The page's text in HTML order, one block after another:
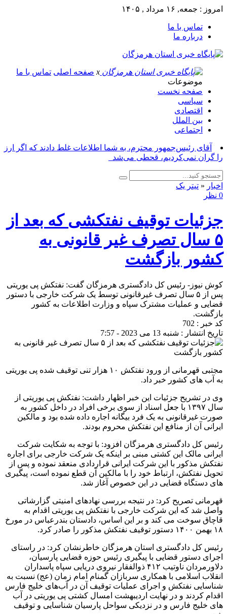
امروز : جمعه, ۱۶ مرداد , ۱۴۰۵
تماس با ما
درباره ما
x صفحه اصلی تماس با ما
موضوعات
صفحه نخست
سیاسی
اقتصادی
بین الملل
اجتماعی
آقای رئیس‌جمهور محترم، به شما اطلاعات غلط دادند که اگر ارز
را گران نمی‌کردیم، قحطی می‌شد_
اخبار « تیتر یک
0 نظر
جزئیات توقیف نفتکشی که بعد از
۵ سال تصرف غیر قانونی به
کشور بازگشت
کوش نیوز- رئیس کل دادگستری هرمزگان گفت: نفتکش پی یوریتی
پس از ۵ سال تصرف غیرقانونی توسط یک شرکت خارجی با دستور
قضایی و عملیات مشترک سپاه و وزارت اطلاعات به کشور
بازگشت.
کد خبر : 702
تاریخ انتشار : شنبه 13 می 2023 - 7:57
مجتبی قهرمانی از ورود نفتکش ۱۰ هزار تنی توقیف شده پی یوریتی
به آب های کشور خبر داد.
وی در تشریح جزئیات این خبر اظهار داشت: نفتکش پی یوریتی از
سال ۱۳۹۷ با جعل اسناد از سوی برخی افراد در داخل کشور به
صورت غیرقانونی به یک فرد بیگانه اجاره داده شده بود و مالکین
ایرانی آن از منافع این نفتکش محروم بودند.
رئیس کل دادگستری هرمزگان افزود: با توجه به شکایت شرکت
ایرانی مالک این کشتی مبنی بر اینکه یک شرکت خارجی برای اجاره
نفتکش مذکور با این شرکت ایرانی قراردادی منعقد نموده و پس از
تحویل نفتکش، ارتباط خود را با مالکین آن قطع نموده است، پیگیری
های دستگاه قضایی در این خصوص آغاز شد.
قهرمانی تصریح کرد: در نتیجه بررسی نهادهای امنیتی گزارشاتی
واصل شد که این شرکت خارجی با نفتکش پی یوریتی اقدام به
قاچاق سوخت می کند و بر این اساس، دادستان بندرعباس در مورخ
۱۸ بهمن ۱۴۰۰ دستور توقیف نفتکش مذکور را صادر کرد.
رئیس کل دادگستری استان هرمزگان خاطرنشان کرد: در راستای
اجرای دستور قضایی با پیگیری رئیس حوزه قضایی پارسیان،
دلاورمردان ناوتیب ۴۱۲ ذوالفقار نیروی دریایی سپاه پاسداران
انقلاب اسلامی با همکاری سربازان گمنام امام زمان (عج) نسبت به
شناسایی نفتکش و اجرای عملیات توقیف آن در آب‌های خلیج فارس
اقدام کردند و در نهایت اردیبهشت امسال کشتی پی یوریتی در آب
های خلیج فارس و در نزدیکی سواحل پارسیان شناسایی و توقیف